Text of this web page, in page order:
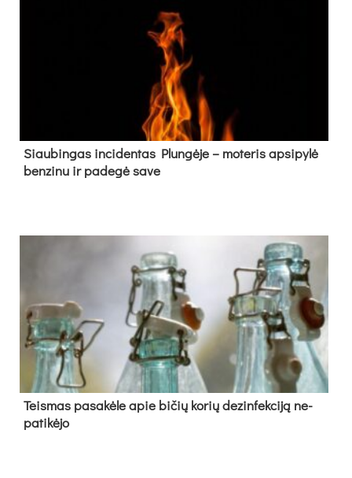
Siau­bin­gas in­ci­den­tas Plun­gė­je – mo­te­ris ap­si­py­lė
ben­zi­nu ir pa­de­gė sa­ve
Teis­mas pa­sa­kė­le apie bi­čių ko­rių de­zin­fek­ci­ją ne­
pa­ti­kė­jo